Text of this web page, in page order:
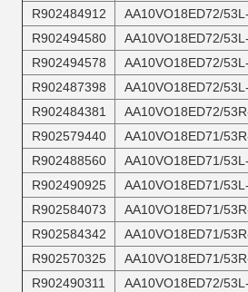
R902484912
AA10VO18ED72/
R902494580
AA10VO18ED72/
R902494578
AA10VO18ED72/
R902487398
AA10VO18ED72/
R902484381
AA10VO18ED72/
R902579440
AA10VO18ED71/
R902488560
AA10VO18ED71/
R902490925
AA10VO18ED71/
R902584073
AA10VO18ED71/
R902584342
AA10VO18ED71/
R902570325
AA10VO18ED71/
R902490311
AA10VO18ED72/